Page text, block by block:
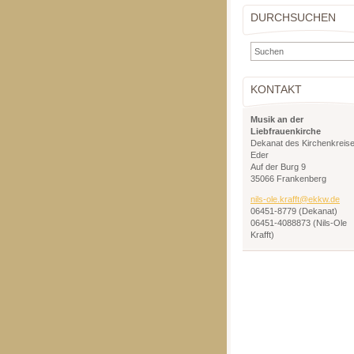
DURCHSUCHEN
KONTAKT
Musik an der
Liebfrauenkirche
Dekanat des
Eder
Auf der Burg 9
35066 Frankenberg
nils-ole .krafft@ekkw.de
06451-8779 (Dekanat)
06451-4088873 (Nils-Ole
Krafft)